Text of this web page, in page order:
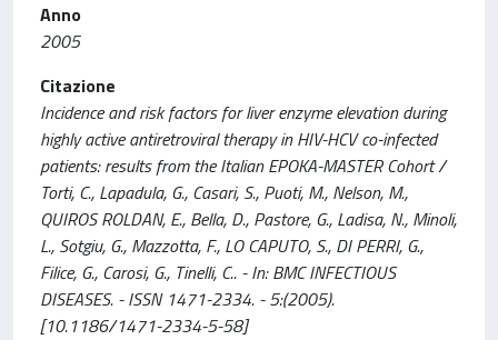
Anno
2005
Citazione
Incidence and risk factors for liver enzyme elevation during
highly active antiretroviral therapy in HIV-HCV co-infected
patients: results from the Italian EPOKA-MASTER Cohort /
Torti, C., Lapadula, G., Casari, S., Puoti, M., Nelson, M.,
QUIROS ROLDAN, E., Bella, D., Pastore, G., Ladisa, N., Minoli,
L., Sotgiu, G., Mazzotta, F., LO CAPUTO, S., DI PERRI, G.,
Filice, G., Carosi, G., Tinelli, C.. - In: BMC INFECTIOUS
DISEASES. - ISSN 1471-2334. - 5:(2005).
[10.1186/1471-2334-5-58]